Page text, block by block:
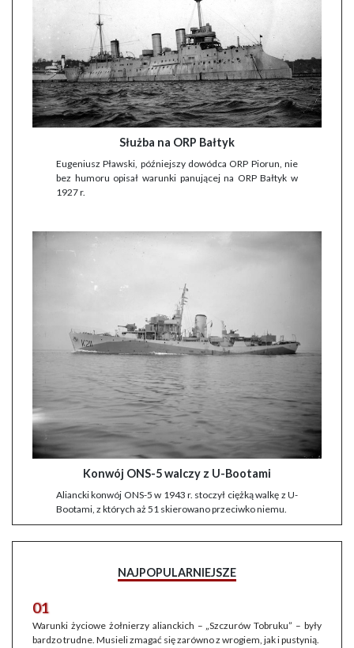
Służba na ORP Bałtyk
Eugeniusz Pławski, późniejszy dowódca ORP Piorun, nie
bez humoru opisał warunki panującej na ORP Bałtyk w
1927 r.
Konwój ONS-5 walczy z U-Bootami
Aliancki konwój ONS-5 w 1943 r. stoczył ciężką walkę z U-
Bootami, z których aż 51 skierowano przeciwko niemu.
NAJPOPULARNIEJSZE
01
Warunki życiowe żołnierzy alianckich – „Szczurów Tobruku” – były
bardzo trudne. Musieli zmagać się zarówno z wrogiem, jak i pustynią.